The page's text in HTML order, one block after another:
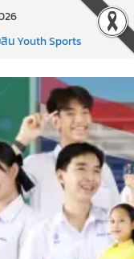
น Youth Sports
Cultural.Camp )
รียนรู้เชิงรุก ประจำปี